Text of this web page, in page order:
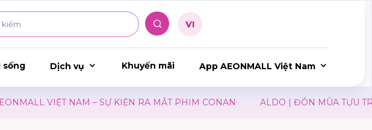
sống Dịch vụ Khuyến mãi App AEONMALL Việt Nam
VIỆT NAM – SỰ KIỆN RA MẮT PHIM CONAN ALDO | ĐÓN MÙA TỰU